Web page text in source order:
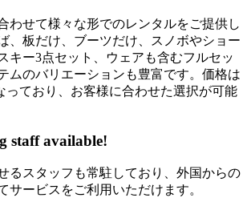
わせて様々な形でのレンタルをご提供し
、板だけ、ブーツだけ、スノボやショー
キー3点セット、ウェアも含むフルセッ
ムのバリエーションも豊富です。価格は
っており、お客様に合わせた選択が可能
staff available!
るスタッフも常駐しており、外国からの
サービスをご利用いただけます。